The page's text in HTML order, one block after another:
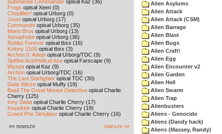
Submarine Commander opisał Kaz (36)
Frogs opisał Xeen (0)
Choplifter! opisał Urborg (0)
Joust opisał Urborg (17)
Commando opisał Urborg (35)
Mario Bros opisał Urborg (13)
Xenophobe opisał Urborg (36)
Robbo Forever opisał tbxx (16)
Kolony 2106 opisał tbxx (3)
Archon II: Adept opisał Urborg/TDC (9)
Spitfire Ace/Hellcat Ace opisał Farscape (9)
Wyspa opisał Kaz (9)
Archon opisał Urborg/TDC (16)
The Last Starfighter opisał TDC (30)
Dwie Wieże opisał Muffy (19)
Basil The Great Mouse Detective opisał Charlie
Cherry (125)
Inny Świat opisał Charlie Cherry (17)
Inspektor opisał Charlie Cherry (19)
Grand Prix Simulator opisał Charlie Cherry (16)
«« nowsze starsze »»
Alien Asylums
Alien Attack
Alien Attack (CSM)
Alien Barrage
Alien Blast
Alien Bugs
Alien Craft!
Alien Egg
Alien Encounter v2
Alien Garden
Alien Hell
Alien Swarm
Alien Trap
Alienbusters
Aliens - Genocide
Aliens (Dandy hack)
Aliens (Massey, Randy)